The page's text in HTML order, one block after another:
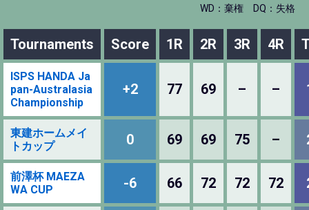
WD：棄権 DQ：失格
Tournaments Score 1R 2R 3R 4R
ISPS HANDA Ja
pan-Australasia
Championship
+2 77 69 – –
東建ホームメイ
トカップ
0 69 69 75 –
前澤杯 MAEZA
WA CUP
-6 66 72 72 72